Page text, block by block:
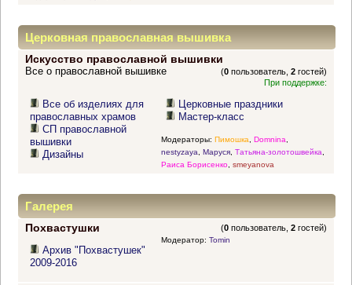
Церковная православная вышивка
Искусство православной вышивки
(0 пользователь,2 гостей)
Все о православной вышивке
При поддержке:
Все об изделиях для
православных храмов
СП православной
вышивки
Дизайны
Церковные праздники
Мастер-класс
Модераторы: Пимошка Domnina
nestyzaya
Маруся, Татьяна-золотошвейка
Раиса Борисенко, smeyanova
Галерея
Похвастушки (0 пользователь,2 гостей)
Архив "Похвастушек"
2009-2016
Модератор: Tomin